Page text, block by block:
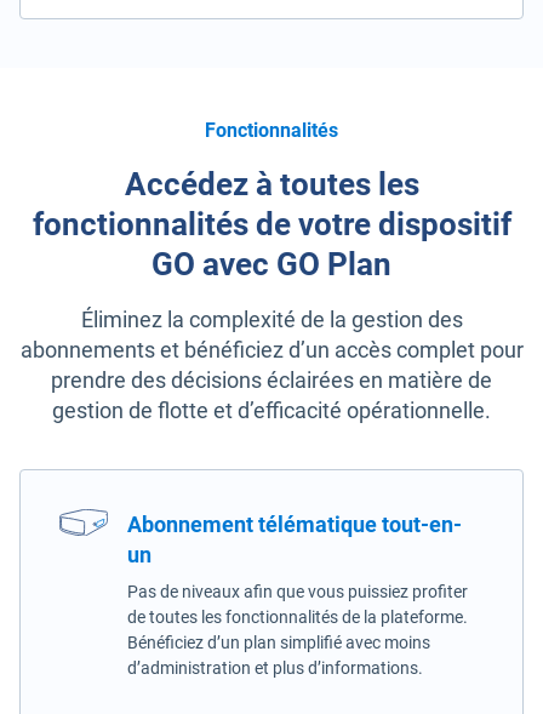
Fonctionnalités
Accédez à toutes les
fonctionnalités de votre dispositif
GO avec GO Plan
Éliminez la complexité de la gestion des
abonnements et bénéficiez d’un accès complet pour
prendre des décisions éclairées en matière de
gestion de flotte et d’efficacité opérationnelle.
Abonnement télématique tout-en-
un
Pas de niveaux afin que vous puissiez profiter
de toutes les fonctionnalités de la plateforme.
Bénéficiez d’un plan simplifié avec moins
d’administration et plus d’informations.